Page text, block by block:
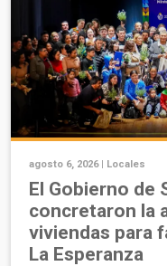
agosto 6, 2026 | Locales
El Gobierno de
concretaron la
viviendas para
La Esperanza